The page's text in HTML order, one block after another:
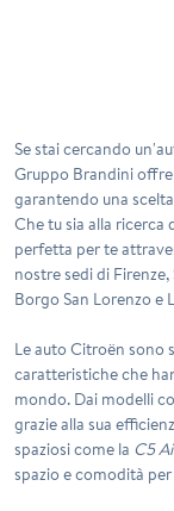
Se stai cercando
Gruppo Brandini
garantendo una
Che tu sia alla
perfetta per te
nostre sedi di
Borgo San Lorenzo e
Le auto Citroën sono
caratteristiche che
mondo. Dai modelli
grazie alla sua
spaziosi come la C5
spazio e comodità